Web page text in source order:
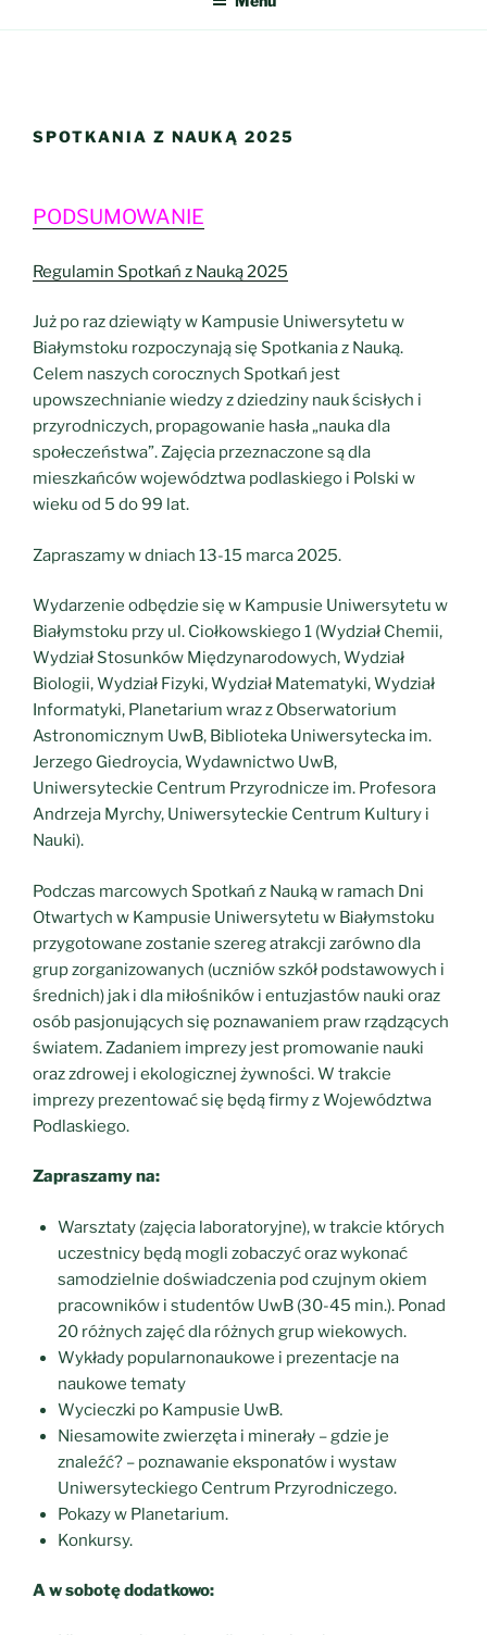
SPOTKANIA Z NAUKĄ 2025
PODSUMOWANIE
Regulamin Spotkań z Nauką 2025
Już po raz dziewiąty w Kampusie Uniwersytetu w
Białymstoku rozpoczynają się Spotkania z Nauką.
Celem naszych corocznych Spotkań jest
upowszechnianie wiedzy z dziedziny nauk ścisłych i
przyrodniczych, propagowanie hasła „nauka dla
społeczeństwa”. Zajęcia przeznaczone są dla
mieszkańców województwa podlaskiego i Polski w
wieku od 5 do 99 lat.
Zapraszamy w dniach 13-15 marca 2025.
Wydarzenie odbędzie się w Kampusie Uniwersytetu w
Białymstoku przy ul. Ciołkowskiego 1 (Wydział Chemii,
Wydział Stosunków Międzynarodowych, Wydział
Biologii, Wydział Fizyki, Wydział Matematyki, Wydział
Informatyki, Planetarium wraz z Obserwatorium
Astronomicznym UwB, Biblioteka Uniwersytecka im.
Jerzego Giedroycia, Wydawnictwo UwB,
Uniwersyteckie Centrum Przyrodnicze im. Profesora
Andrzeja Myrchy, Uniwersyteckie Centrum Kultury i
Nauki).
Podczas marcowych Spotkań z Nauką w ramach Dni
Otwartych w Kampusie Uniwersytetu w Białymstoku
przygotowane zostanie szereg atrakcji zarówno dla
grup zorganizowanych (uczniów szkół podstawowych i
średnich) jak i dla miłośników i entuzjastów nauki oraz
osób pasjonujących się poznawaniem praw rządzących
światem. Zadaniem imprezy jest promowanie nauki
oraz zdrowej i ekologicznej żywności. W trakcie
imprezy prezentować się będą firmy z Województwa
Podlaskiego.
Zapraszamy na:
Warsztaty (zajęcia laboratoryjne), w trakcie których
uczestnicy będą mogli zobaczyć oraz wykonać
samodzielnie doświadczenia pod czujnym okiem
pracowników i studentów UwB (30-45 min.). Ponad
20 różnych zajęć dla różnych grup wiekowych.
Wykłady popularnonaukowe i prezentacje na
naukowe tematy
Wycieczki po Kampusie UwB.
Niesamowite zwierzęta i minerały – gdzie je
znaleźć? – poznawanie eksponatów i wystaw
Uniwersyteckiego Centrum Przyrodniczego.
Pokazy w Planetarium.
Konkursy.
A w sobotę dodatkowo: